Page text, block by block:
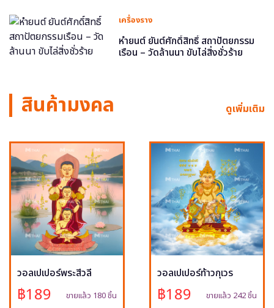
เครื่องราง
หำยนต์ ยันต์ศักดิ์สิทธิ์ สถาปัตยกรรม
เรือน – วัดล้านนา ขับไล่สิ่งชั่วร้าย
สินค้ามงคล ดูเพิ่มเติม
วอลเปเปอร์พระสีวลี
฿189 ขายแล้ว 180 ชิ้น
วอลเปเปอร์ท้าวกุเวร
฿189 ขายแล้ว 242 ชิ้น